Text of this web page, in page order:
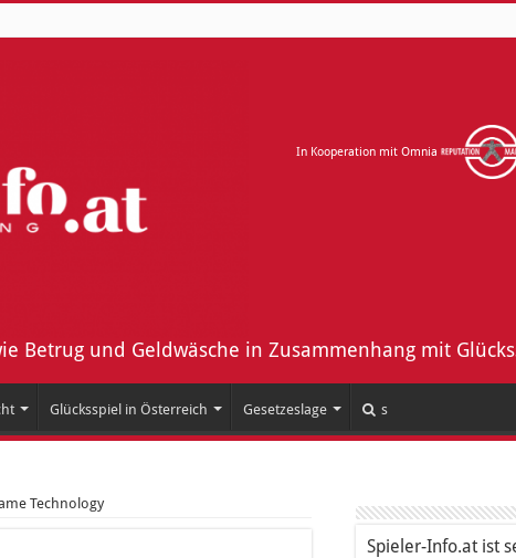
In Kooperation mit Omnia
Betrug und Geldwäsche in Zusammenhang mit
Glücksspiel in Österreich Gesetzeslage s
Technology
Spieler-Info.at ist